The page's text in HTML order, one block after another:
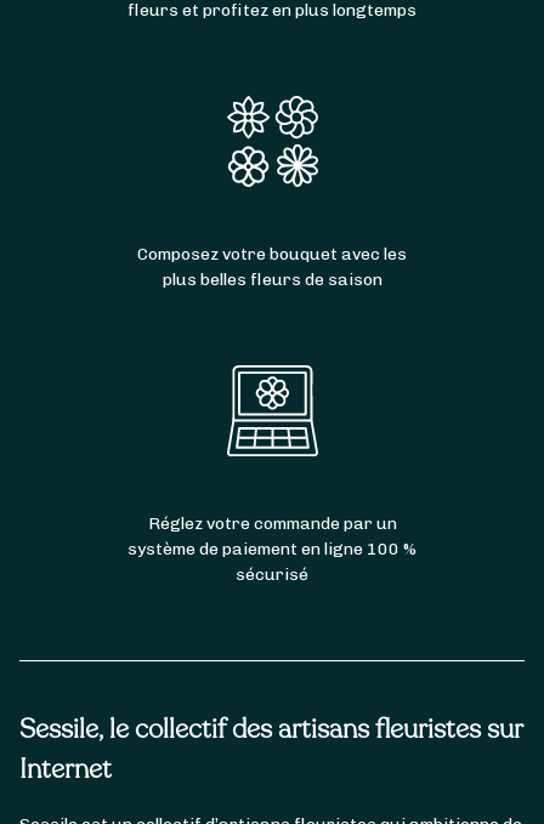
Sessile, le collectif des artisans fleuristes sur
Internet
fleurs et profitez en plus longtemps
Composez votre bouquet avec les
plus belles fleurs de saison
Réglez votre commande par un
système de paiement en ligne 100 %
sécurisé